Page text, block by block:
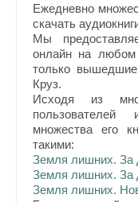
Ежедневно
скачать
Мы
онлайн на любом
только
Круз.
Исходя из
множества его
такими:
Земля лишних. За
Земля лишних. За
Земля лишних.